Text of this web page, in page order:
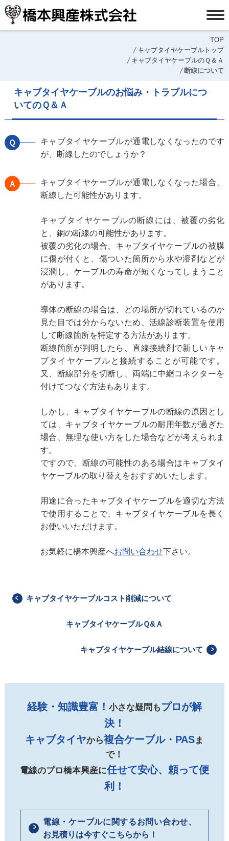
TOP
キャブタイヤケーブルトップ
キャブタイヤケーブルのＱ＆Ａ
断線について
キャブタイヤケーブルのお悩み・トラブルにつ
いてのＱ＆Ａ
Ｑ
キャブタイヤケーブルが通電しなくなったのです
が、断線したのでしょうか？
Ａ
キャブタイヤケーブルが通電しなくなった場合、
断線した可能性があります。
キャブタイヤケーブルの断線には、被覆の劣化
と、銅の断線の可能性があります。
被覆の劣化の場合、キャブタイヤケーブルの被膜
に傷が付くと、傷ついた箇所から水や溶剤などが
浸潤し、ケーブルの寿命が短くなってしまうこと
があります。
導体の断線の場合は、どの場所が切れているのか
見た目では分からないため、活線診断装置を使用
して断線箇所を特定する方法があります。
断線箇所が判明したら、直線接続剤で新しいキャ
ブタイヤケーブルと接続することが可能です。
又、断線部分を切断し、両端に中継コネクターを
付けてつなぐ方法もあります。
しかし、キャブタイヤケーブルの断線の原因とし
ては、キャブタイヤケーブルの耐用年数が過ぎた
場合、無理な使い方をした場合などが考えられま
す。
ですので、断線の可能性のある場合はキャブタイ
ヤケーブルの取り替えをおすすめいたします。
用途に合ったキャブタイヤケーブルを適切な方法
で使用することで、キャブタイヤケーブルを長く
お使いいただけます。
お気軽に橋本興産へお問い合わせ下さい。
キャブタイヤケーブルコスト削減について
キャブタイヤケーブルＱ&Ａ
キャブタイヤケーブル結線について
経験・知識豊富！ 小さな疑問もプロが解
決！
キャブタイヤから複合ケーブル・PASま
で！
電線のプロ橋本興産に任せて安心、頼って便
利！
電線・ケーブルに関するお問い合わせ、
お見積りは今すぐこちらから！